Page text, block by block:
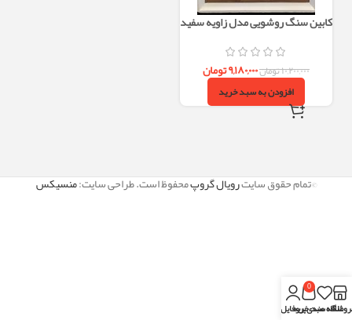
کابین سنگ روشویی مدل زاویه سفید
۱۰,۲۰۰,۰۰۰تومان۹,۱۸۰,۰۰۰تومان
افزودن به سبد خرید
©تمام حقوق سایترویال گروپمحفوظ است. طراحی سایت:منسیکس
علاقه مندی
0
سبد خریدپروفایل